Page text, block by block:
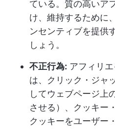
ている。質の高いア
け、維持するために
ンセンティブを提供
しょう。
不正行為: アフィリ
は、クリック・ジャ
してウェブページ上
させる）、クッキー
クッキーをユーザー